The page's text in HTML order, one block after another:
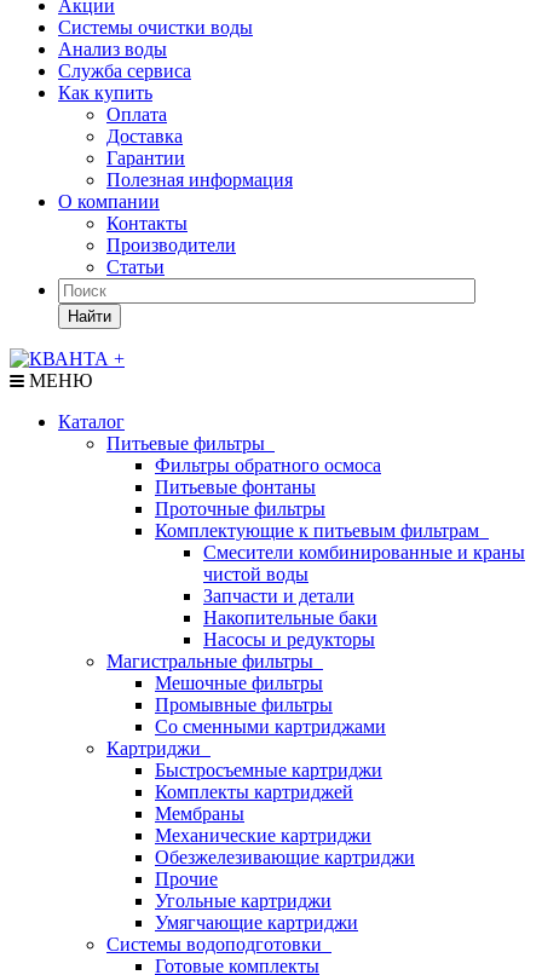
Акции
Системы очистки воды
Анализ воды
Служба сервиса
Как купить
Оплата
Доставка
Гарантии
Полезная информация
О компании
Контакты
Производители
Статьи
Найти
МЕНЮ
Каталог
Питьевые фильтры
Фильтры обратного осмоса
Питьевые фонтаны
Проточные фильтры
Комплектующие к питьевым фильтрам
Смесители комбинированные и краны
чистой воды
Запчасти и детали
Накопительные баки
Насосы и редукторы
Магистральные фильтры
Мешочные фильтры
Промывные фильтры
Со сменными картриджами
Картриджи
Быстросъемные картриджи
Комплекты картриджей
Мембраны
Механические картриджи
Обезжелезивающие картриджи
Прочие
Угольные картриджи
Умягчающие картриджи
Системы водоподготовки
Готовые комплекты